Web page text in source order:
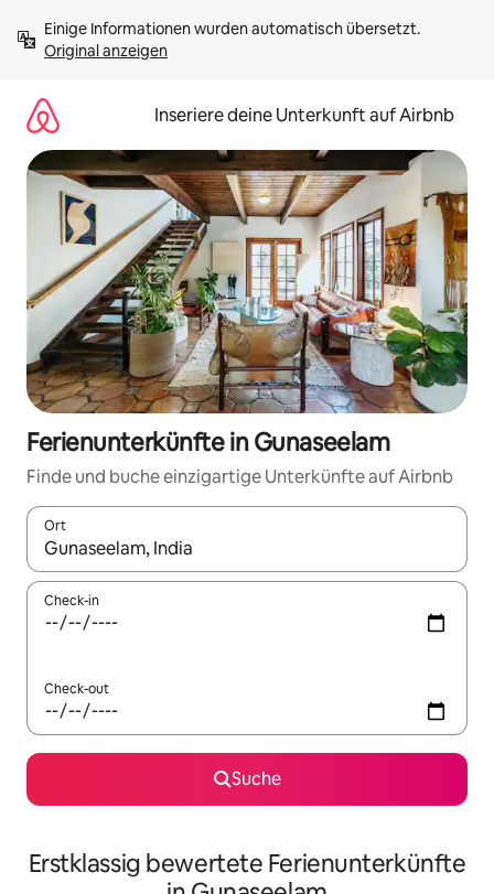
Inhalten
springenOriginal anzeigen
Inseriere deine Unterkunft auf Airbnb
Ferienunterkünfte in Gunaseelam
Finde und buche einzigartige Unterkünfte auf Airbnb
Ort
Wenn Ergebnisse verfügbar sind, navigiere mit den
Check-in
Check-out
Suche
Erstklassig bewertete Ferienunterkünfte